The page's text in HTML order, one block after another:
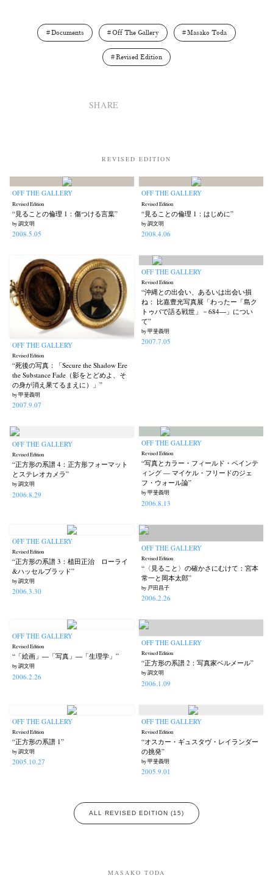
Documents Off The Gallery Masako Toda
Revised Edition
SHARE
REVISED EDITION
OFF THE GALLERY
Revised Edition
“見ることの倫理 1：傷つける言葉”
by 調文明
2008.5.05
OFF THE GALLERY
Revised Edition
“見ることの倫理 1：はじめに”
by 調文明
2008.4.06
OFF THE GALLERY
Revised Edition
“死後の写真：「Secure the Shadow Ere
the Substance Fade（影をとどめよ、そ
の身が消え果てるまえに）」”
by 甲斐義明
2007.9.07
OFF THE GALLERY
Revised Edition
“沖縄との出会い、あるいは出会い損
ね： 比嘉豊光写真展「わったー「島ク
トゥバで語る戦世」－684―」につい
て”
by 甲斐義明
2007.7.05
OFF THE GALLERY
Revised Edition
“正方形の系譜 4：正方形フォーマット
とステレオカメラ”
by 調文明
2006.8.29
OFF THE GALLERY
Revised Edition
“写真とカラー・フィールド・ペインテ
ィング — マイケル・フリードのジェ
フ・ウォール論”
by 甲斐義明
2006.8.13
OFF THE GALLERY
Revised Edition
“正方形の系譜 3：植田正治 ローライ
&ハッセルブラッド”
by 調文明
2006.3.30
OFF THE GALLERY
Revised Edition
“〈見ること〉の確かさにむけて：宮本
常一と岡本太郎”
by 戸田昌子
2006.2.26
OFF THE GALLERY
Revised Edition
“「絵画」―「写真」―「生理学」”
by 調文明
2006.2.26
OFF THE GALLERY
Revised Edition
“正方形の系譜 2：写真家ベルメール”
by 調文明
2006.1.09
OFF THE GALLERY
Revised Edition
“正方形の系譜 1”
by 調文明
2005.10.27
OFF THE GALLERY
Revised Edition
“オスカー・ギュスタヴ・レイランダー
の挑発”
by 甲斐義明
2005.9.01
ALL REVISED EDITION (15)
MASAKO TODA